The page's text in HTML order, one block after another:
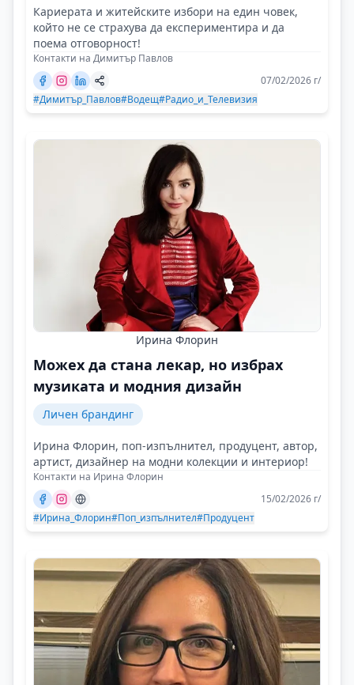
Кариерата и житейските избори на един човек,
който не се страхува да експериментира и да
поема отговорност!
Контакти на Димитър Павлов
07/02/2026 г/
#Димитър_Павлов#Водещ#Радио_и_Телевизия
Ирина Флорин
Можех да стана лекар, но избрах
музиката и модния дизайн
Личен брандинг
Ирина Флорин, поп-изпълнител, продуцент, автор,
артист, дизайнер на модни колекции и интериор!
Контакти на Ирина Флорин
15/02/2026 г/
#Ирина_Флорин#Поп_изпълнител#Продуцент